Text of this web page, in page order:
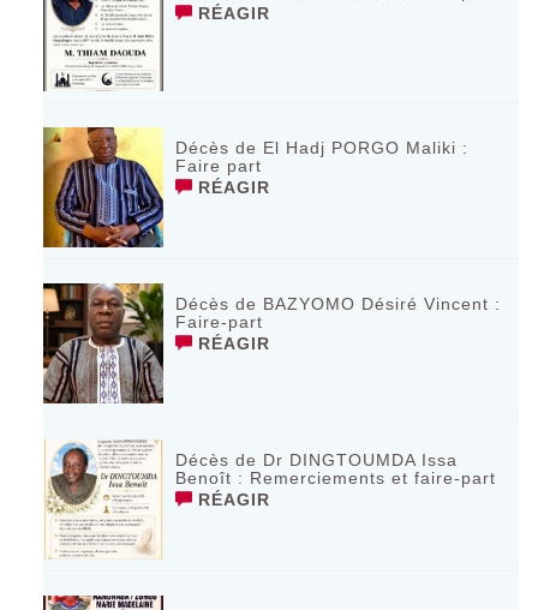
RÉAGIR
Décès de El Hadj PORGO Maliki :
Faire part
RÉAGIR
Décès de BAZYOMO Désiré Vincent :
Faire-part
RÉAGIR
Décès de Dr DINGTOUMDA Issa
Benoît : Remerciements et faire-part
RÉAGIR